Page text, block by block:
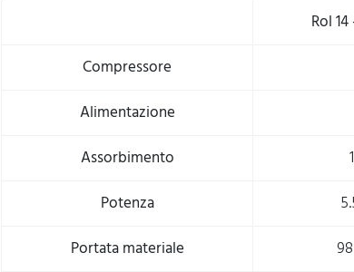
Rol
Compressore
Alimentazione
Assorbimento
Potenza
Portata materiale